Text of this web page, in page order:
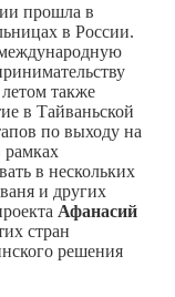
прошла в
в России.
также
в Тайваньской
по выходу на
в нескольких
и других
Афанасий
стран
решения